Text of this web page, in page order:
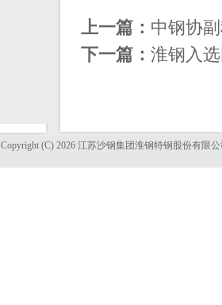
上一篇： 中钢协
下一篇： 淮钢入
Copyright (C) 2026 江苏沙钢集团淮钢特钢股份有限